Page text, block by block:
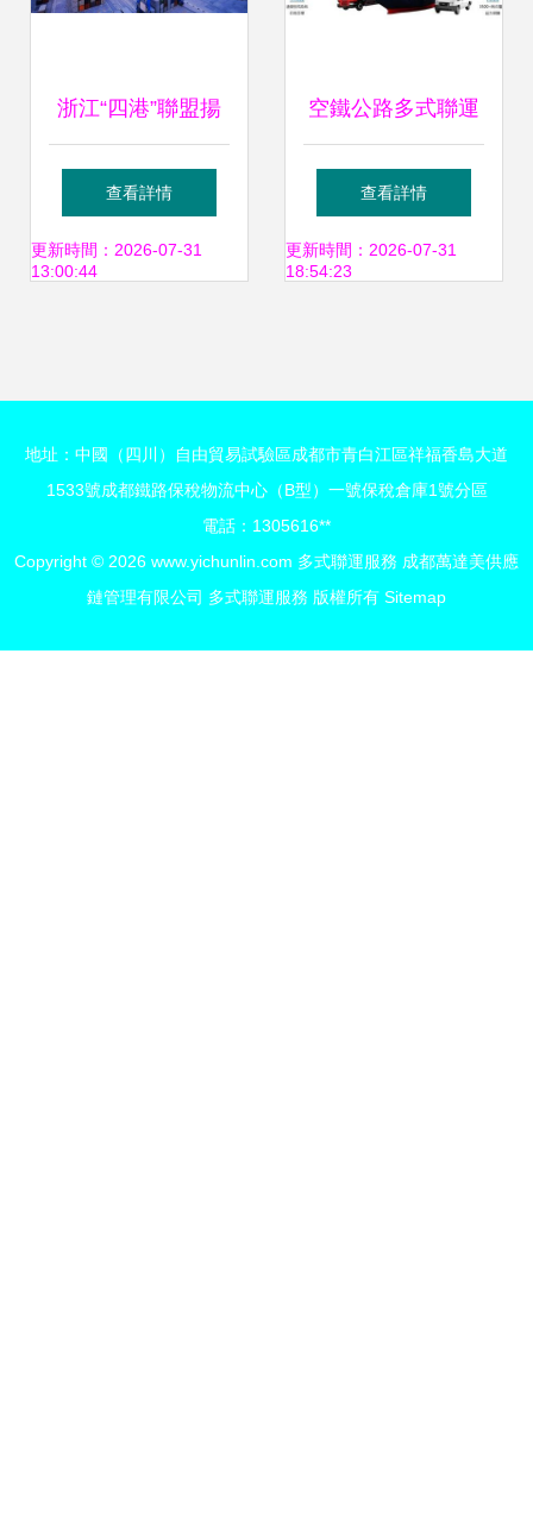
浙江“四港”聯盟揚
帆起航 傳化智聯攜
手寧波舟山港，以
查看詳情
更新時間：2026-07-31
13:00:44
空鐵公路多式聯運
構建高效、綠色、
無縫銜接的現代物
查看詳情
更新時間：2026-07-31
18:54:23
地址：中國（四川）自由貿易試驗區成都市青白江區祥福香島大道
1533號成都鐵路保稅物流中心（B型）一號保稅倉庫1號分區
電話：1305616**
Copyright © 2026 www.yichunlin.com 多式聯運服務 成都萬達美供應
鏈管理有限公司 多式聯運服務 版權所有 Sitemap